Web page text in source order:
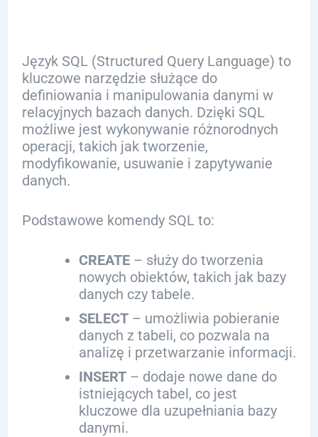
Język SQL (Structured Query Language) to
kluczowe narzędzie służące do
definiowania i manipulowania danymi w
relacyjnych bazach danych. Dzięki SQL
możliwe jest wykonywanie różnorodnych
operacji, takich jak tworzenie,
modyfikowanie, usuwanie i zapytywanie
danych.
Podstawowe komendy SQL to:
CREATE– służy do tworzenia
nowych obiektów, takich jak bazy
danych czy tabele.
SELECT– umożliwia pobieranie
danych z tabeli, co pozwala na
analizę i przetwarzanie informacji.
INSERT– dodaje nowe dane do
istniejących tabel, co jest
kluczowe dla uzupełniania bazy
danymi.